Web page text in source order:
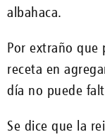
albahaca.
Por extraño que
receta en
día no puede
Se dice que la